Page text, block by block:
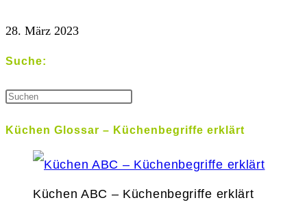
28. März 2023
Suche:
Küchen Glossar – Küchenbegriffe erklärt
Küchen ABC – Küchenbegriffe erklärt